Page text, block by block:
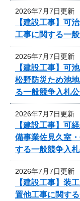
2026年7月7日更新
【建設工事】可
工事に関する一
2026年7月7日更新
【建設工事】可
松野防災ため池
る一般競争入札
2026年7月7日更新
【建設工事】可
備事業佐見久室
する一般競争入
2026年7月7日更新
【建設工事】装
置他工事に関す